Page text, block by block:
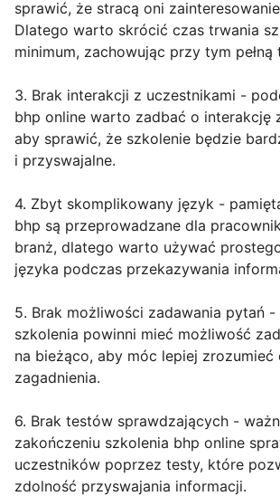
sprawić, że stracą oni
Dlatego warto skrócić czas trwania
minimum, zachowując przy tym pełną
3. Brak interakcji z uczestnikami -
bhp online warto zadbać o interakcję
aby sprawić, że szkolenie będzie
i przyswajalne.
4. Zbyt skomplikowany język -
bhp są przeprowadzane dla
branż, dlatego warto używać
języka podczas przekazywania
5. Brak możliwości zadawania pytań
szkolenia powinni mieć możliwość
na bieżąco, aby móc lepiej zrozumieć
zagadnienia.
6. Brak testów sprawdzających -
zakończeniu szkolenia bhp online
uczestników poprzez testy, które
zdolność przyswajania informacji.